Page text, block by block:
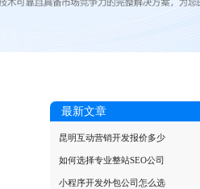
最新文章
昆明互动营销开发报价多少
如何选择专业整站SEO公司
小程序开发外包公司怎么选